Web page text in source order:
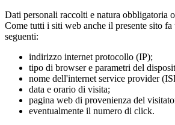
Dati personali raccolti e natura obbligatoria
Come tutti i siti web anche il presente sito
seguenti:
indirizzo internet protocollo (IP);
tipo di browser e parametri del
nome dell'internet service provider
data e orario di visita;
pagina web di provenienza del
eventualmente il numero di click.